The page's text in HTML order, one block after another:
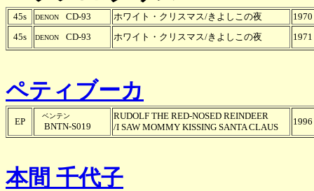
45s DENON CD-93 ホワイト・クリスマス/きよしこの夜
1970
45s
DENON CD-93 ホワイト・クリスマス/きよしこの夜 1971
ペティブーカ
EP
ベンテン
BNTN-S019
RUDOLF THE RED-NOSED REINDEER
/I SAW MOMMY KISSING SANTA CLAUS
1996
本間 千代子